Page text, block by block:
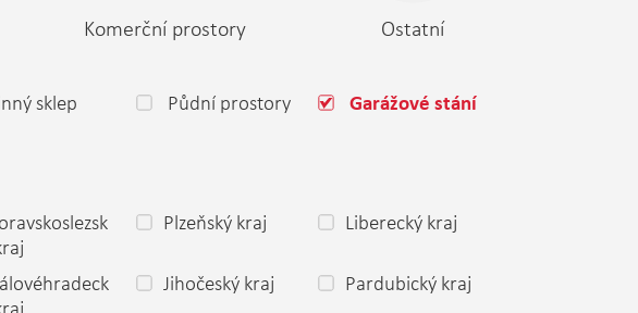
Komerční prostory Ostatní
sklep Půdní prostory Garážové stání
Plzeňský kraj Liberecký kraj
Jihočeský kraj Pardubický kraj